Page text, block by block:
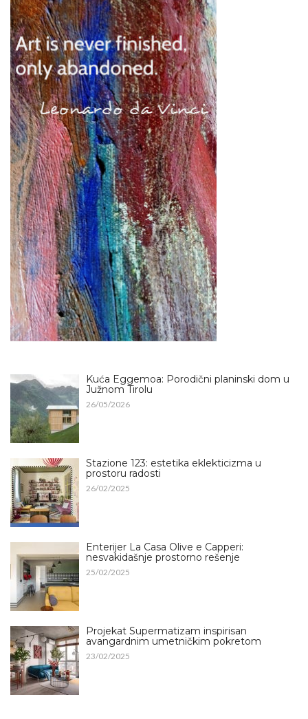
Kuća Eggemoa: Porodični planinski dom u
Južnom Tirolu
26/05/2026
Stazione 123: estetika eklekticizma u
prostoru radosti
26/02/2025
Enterijer La Casa Olive e Capperi:
nesvakidašnje prostorno rešenje
25/02/2025
Projekat Supermatizam inspirisan
avangardnim umetničkim pokretom
23/02/2025